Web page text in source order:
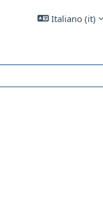
Italiano ‎(it)‎